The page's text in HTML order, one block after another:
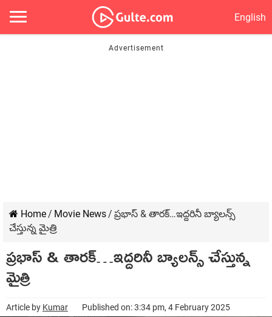
English
Home/ Movie News/ ప్రభాస్ & తారక్…ఇద్దరినీ బ్యాలన్స్
చేస్తున్న మైత్రి
ప్రభాస్ & తారక్…ఇద్దరినీ బ్యాలన్స్ చేస్తున్న
మైత్రి
Article by Kumar Published on: 3:34 pm, 4 February 2025